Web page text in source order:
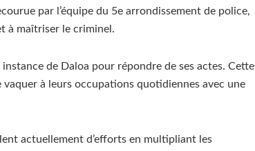
par l’équipe du 5e arrondissement de police,
à maîtriser le criminel.
de Daloa pour répondre de ses actes. Cette
à leurs occupations quotidiennes avec une
actuellement d’efforts en multipliant les